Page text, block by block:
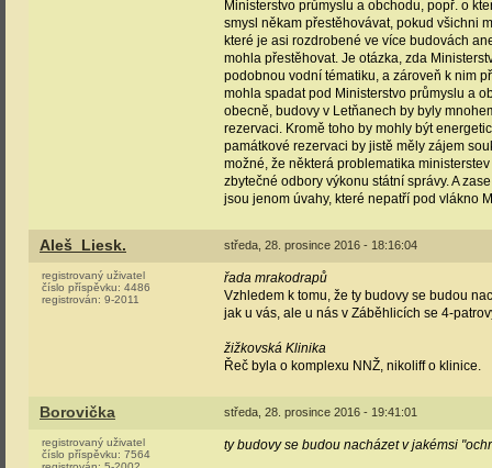
Ministerstvo průmyslu a obchodu, popř. o
smysl někam přestěhovávat, pokud všichni
které je asi rozdrobené ve více budovách
mohla přestěhovat. Je otázka, zda
podobnou vodní tématiku, a zároveň k nim
mohla spadat pod Ministerstvo průmyslu a
obecně, budovy v Letňanech by byly
rezervaci. Kromě toho by mohly být
památkové rezervaci by jistě měly zájem
možné, že některá problematika
zbytečné odbory výkonu státní správy. A
jsou jenom úvahy, které nepatří pod vlákno
Aleš_Liesk. středa, 28. prosince 2016 - 18:16:04
registrovaný uživatel
číslo příspěvku: 4486
registrován: 9-2011
řada mrakodrapů
Vzhledem k tomu, že ty budovy se budou
jak u vás, ale u nás v Záběhlicích se 4-
žižkovská Klinika
Řeč byla o komplexu NNŽ, nikoliff o klinice.
Borovička středa, 28. prosince 2016 - 19:41:01
registrovaný uživatel
číslo příspěvku: 7564
ty budovy se budou nacházet v jakémsi